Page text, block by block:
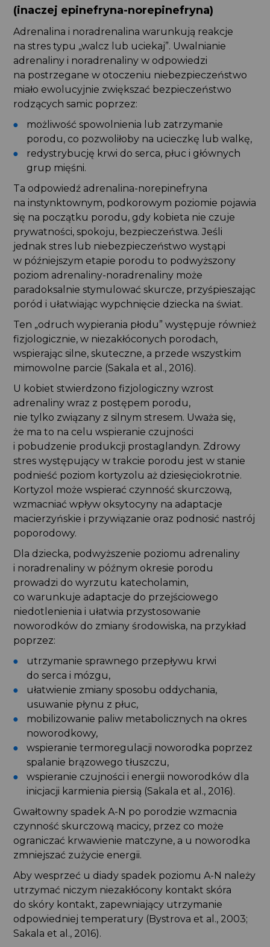
(inaczej epinefryna-norepinefryna)
Adrenalina i noradrenalina warunkują reakcje
na stres typu „walcz lub uciekaj”. Uwalnianie
adrenaliny i noradrenaliny w odpowiedzi
na postrzegane w otoczeniu niebezpieczeństwo
miało ewolucyjnie zwiększać bezpieczeństwo
rodzących samic poprzez:
możliwość spowolnienia lub zatrzymanie
porodu, co pozwoliłoby na ucieczkę lub walkę,
redystrybucję krwi do serca, płuc i głównych
grup mięśni.
Ta odpowiedź adrenalina-norepinefryna
na instynktownym, podkorowym poziomie pojawia
się na początku porodu, gdy kobieta nie czuje
prywatności, spokoju, bezpieczeństwa. Jeśli
jednak stres lub niebezpieczeństwo wystąpi
w późniejszym etapie porodu to podwyższony
poziom adrenaliny-noradrenaliny może
paradoksalnie stymulować skurcze, przyśpieszając
poród i ułatwiając wypchnięcie dziecka na świat.
Ten „odruch wypierania płodu” występuje również
fizjologicznie, w niezakłóconych porodach,
wspierając silne, skuteczne, a przede wszystkim
mimowolne parcie (Sakala et al., 2016).
U kobiet stwierdzono fizjologiczny wzrost
adrenaliny wraz z postępem porodu,
nie tylko związany z silnym stresem. Uważa się,
że ma to na celu wspieranie czujności
i pobudzenie produkcji prostaglandyn. Zdrowy
stres występujący w trakcie porodu jest w stanie
podnieść poziom kortyzolu aż dziesięciokrotnie.
Kortyzol może wspierać czynność skurczową,
wzmacniać wpływ oksytocyny na adaptacje
macierzyńskie i przywiązanie oraz podnosić nastrój
poporodowy.
Dla dziecka, podwyższenie poziomu adrenaliny
i noradrenaliny w późnym okresie porodu
prowadzi do wyrzutu katecholamin,
co warunkuje adaptacje do przejściowego
niedotlenienia i ułatwia przystosowanie
noworodków do zmiany środowiska, na przykład
poprzez:
utrzymanie sprawnego przepływu krwi
do serca i mózgu,
ułatwienie zmiany sposobu oddychania,
usuwanie płynu z płuc,
mobilizowanie paliw metabolicznych na okres
noworodkowy,
wspieranie termoregulacji noworodka poprzez
spalanie brązowego tłuszczu,
wspieranie czujności i energii noworodków dla
inicjacji karmienia piersią (Sakala et al., 2016).
Gwałtowny spadek A-N po porodzie wzmacnia
czynność skurczową macicy, przez co może
ograniczać krwawienie matczyne, a u noworodka
zmniejszać zużycie energii.
Aby wesprzeć u diady spadek poziomu A-N należy
utrzymać niczym niezakłócony kontakt skóra
do skóry kontakt, zapewniający utrzymanie
odpowiedniej temperatury (Bystrova et al., 2003;
Sakala et al., 2016).